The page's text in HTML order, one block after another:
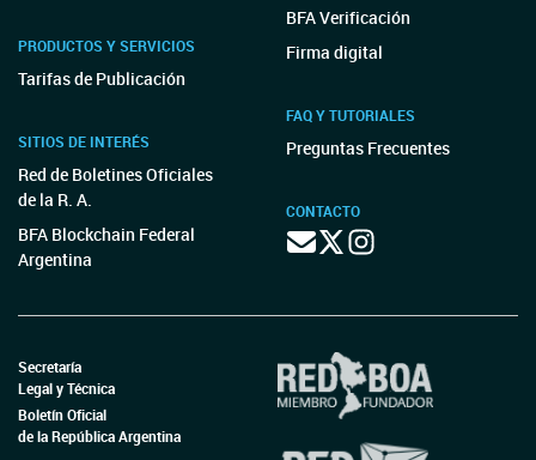
PRODUCTOS Y SERVICIOS
Tarifas de Publicación
SITIOS DE INTERÉS
Red de Boletines Oficiales
de la R. A.
BFA Blockchain Federal
Argentina
BFA Verificación
Firma digital
FAQ Y TUTORIALES
Preguntas Frecuentes
CONTACTO
Secretaría
Legal y Técnica
Boletín Oficial
de la República Argentina